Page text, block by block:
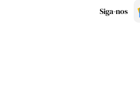
Siga-nos